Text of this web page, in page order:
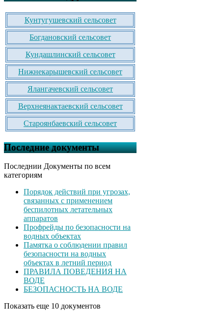
Кунтугушевский сельсовет
Богдановский сельсовет
Кундашлинский сельсовет
Нижнекарышевский сельсовет
Ялангачевский сельсовет
Верхнеянактаевский сельсовет
Староянбаевский сельсовет
Последние документы
Последнии Документы по всем
категориям
Порядок действий при угрозах,
связанных с применением
беспилотных летательных
аппаратов
Профрейды по безопасности на
водных объектах
Памятка о соблюдении правил
безопасности на водных
объектах в летний период
ПРАВИЛА ПОВЕДЕНИЯ НА
ВОДЕ
БЕЗОПАСНОСТЬ НА ВОДЕ
Показать еще 10 документов